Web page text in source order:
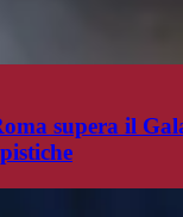
supera il